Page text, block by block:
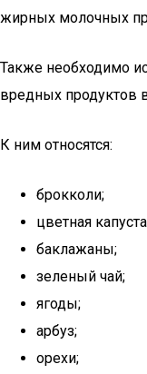
жирных молочных
Также необходимо
вредных продуктов
К ним относятся:
брокколи;
цветная
баклажаны;
зеленый чай;
ягоды;
арбуз;
орехи;